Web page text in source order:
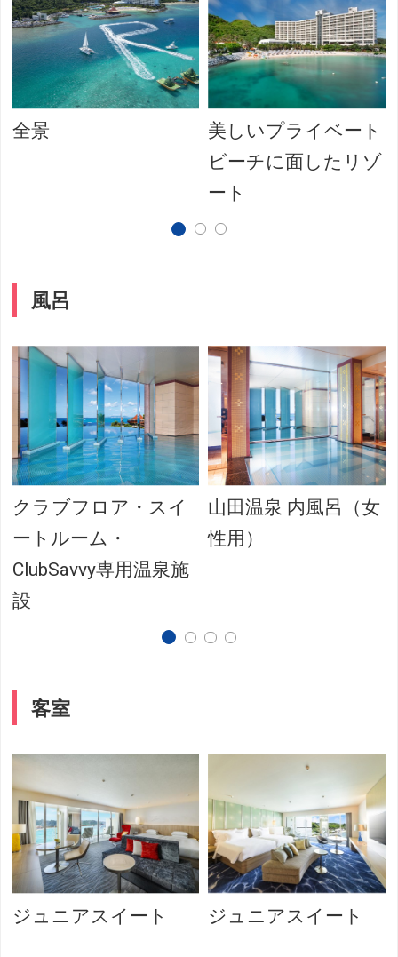
全景
美しいプライベート
ビーチに面したリゾ
ート
風呂
クラブフロア・スイ
ートルーム・
ClubSavvy専用温泉施
設
山田温泉 内風呂（女
性用）
客室
ジュニアスイート ジュニアスイート